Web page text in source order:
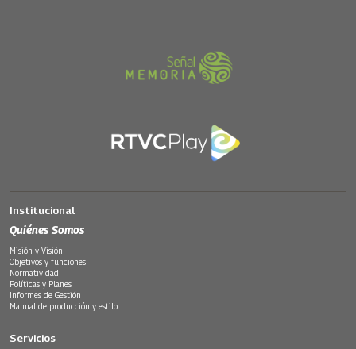
Institucional
Quiénes Somos
Misión y Visión
Objetivos y funciones
Normatividad
Políticas y Planes
Informes de Gestión
Manual de producción y estilo
Servicios